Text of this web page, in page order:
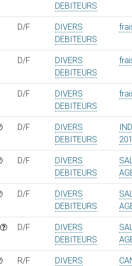
DEBITEURS
D/F
DIVERS
DEBITEURS
D/F
DIVERS
DEBITEURS
D/F
DIVERS
DEBITEURS
D/F
DIVERS
DEBITEURS
D/F
DIVERS
DEBITEURS
D/F
DIVERS
DEBITEURS
D/F
DIVERS
DEBITEURS
R/F
DIVERS